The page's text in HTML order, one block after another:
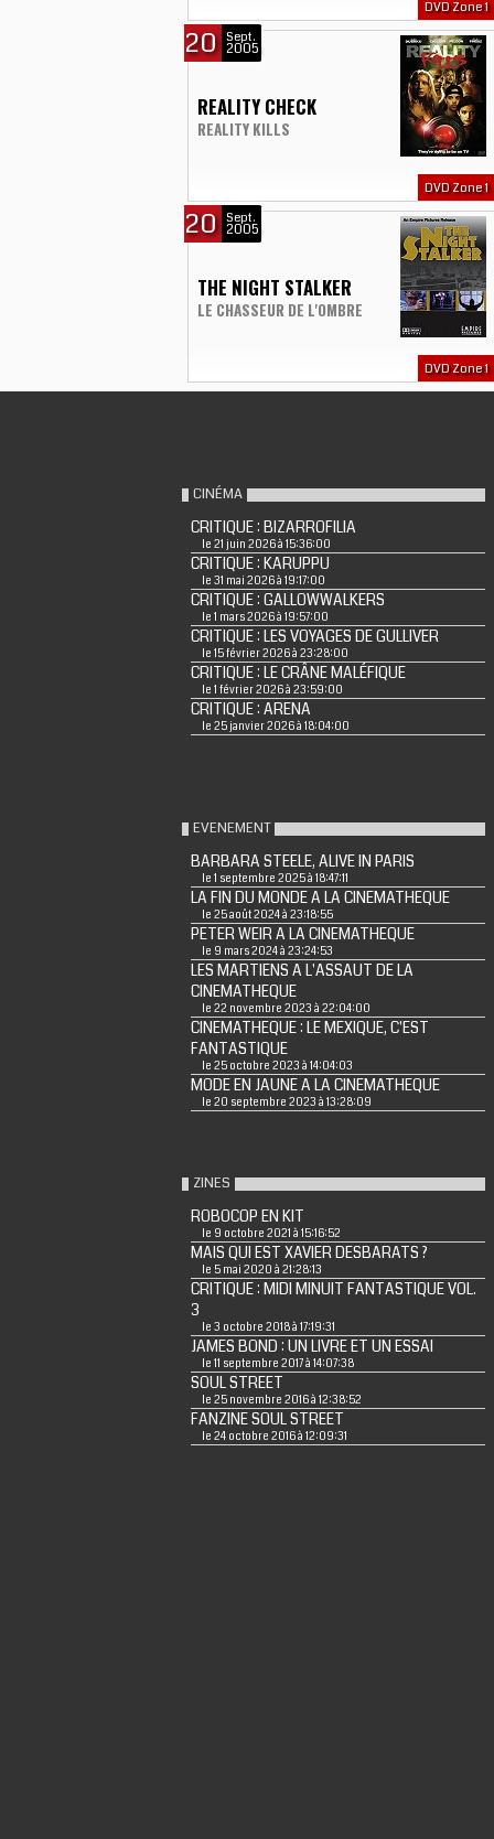
DVD Zone 1
20 Sept.
2005
REALITY CHECK
REALITY KILLS
DVD Zone 1
20 Sept.
2005
THE NIGHT STALKER
LE CHASSEUR DE L'OMBRE
DVD Zone 1
CINÉMA
CRITIQUE : BIZARROFILIA
le 21 juin 2026 à 15:36:00
CRITIQUE : KARUPPU
le 31 mai 2026 à 19:17:00
CRITIQUE : GALLOWWALKERS
le 1 mars 2026 à 19:57:00
CRITIQUE : LES VOYAGES DE GULLIVER
le 15 février 2026 à 23:28:00
CRITIQUE : LE CRÂNE MALÉFIQUE
le 1 février 2026 à 23:59:00
CRITIQUE : ARENA
le 25 janvier 2026 à 18:04:00
EVENEMENT
BARBARA STEELE, ALIVE IN PARIS
le 1 septembre 2025 à 18:47:11
LA FIN DU MONDE A LA CINEMATHEQUE
le 25 août 2024 à 23:18:55
PETER WEIR A LA CINEMATHEQUE
le 9 mars 2024 à 23:24:53
LES MARTIENS A L'ASSAUT DE LA
CINEMATHEQUE
le 22 novembre 2023 à 22:04:00
CINEMATHEQUE : LE MEXIQUE, C'EST
FANTASTIQUE
le 25 octobre 2023 à 14:04:03
MODE EN JAUNE A LA CINEMATHEQUE
le 20 septembre 2023 à 13:28:09
ZINES
ROBOCOP EN KIT
le 9 octobre 2021 à 15:16:52
MAIS QUI EST XAVIER DESBARATS ?
le 5 mai 2020 à 21:28:13
CRITIQUE : MIDI MINUIT FANTASTIQUE VOL.
3
le 3 octobre 2018 à 17:19:31
JAMES BOND : UN LIVRE ET UN ESSAI
le 11 septembre 2017 à 14:07:38
SOUL STREET
le 25 novembre 2016 à 12:38:52
FANZINE SOUL STREET
le 24 octobre 2016 à 12:09:31